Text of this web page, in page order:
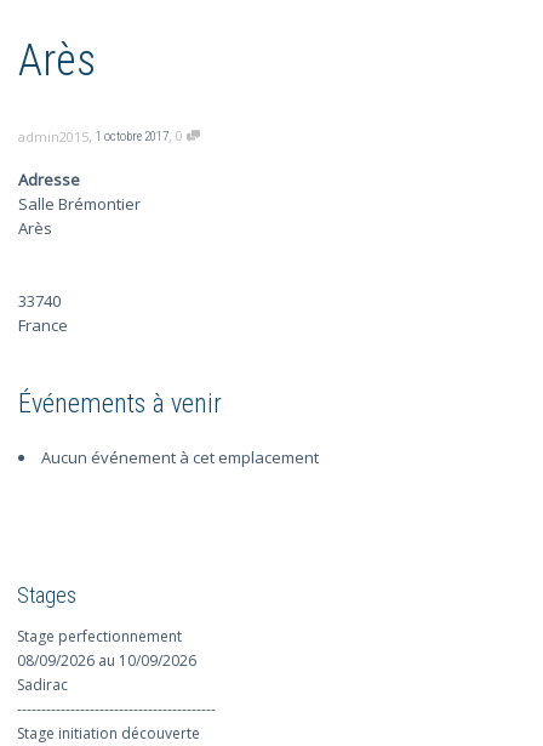
Gironde Bordeaux
Arès
admin2015, 1 octobre 2017, 0
Adresse
Salle Brémontier
Arès
33740
France
Événements à venir
Aucun événement à cet emplacement
Stages
Stage perfectionnement
08/09/2026 au 10/09/2026
Sadirac
-----------------------------------------
Stage initiation découverte